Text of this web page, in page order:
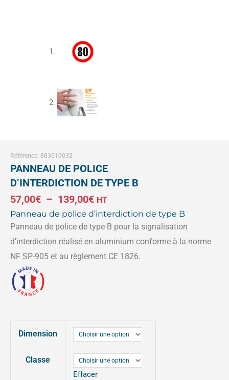
Référence: 803010032
PANNEAU DE POLICE
D’INTERDICTION DE TYPE B
57,00€ – 139,00€Plage
de
prix :
57,00€
HT
Panneau de police d’interdiction de type B
Panneau de police de type B pour la signalisation
d’interdiction réalisé en aluminium conforme à la norme
NF SP-905 et au règlement CE 1826.
Dimension
Classe
Effacer
de